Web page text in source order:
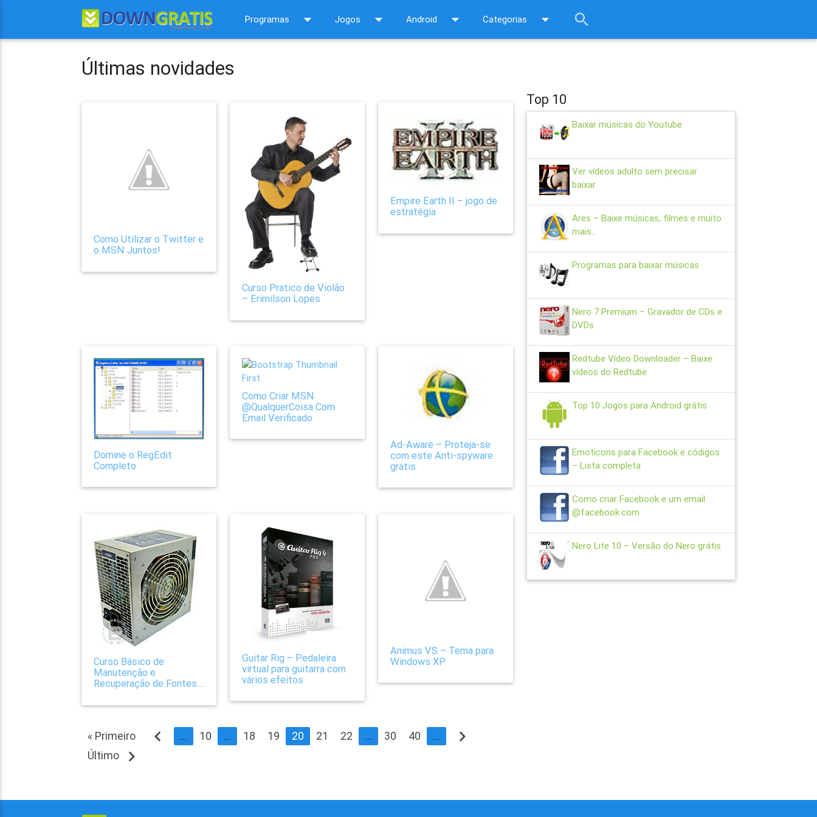
Programas arrow_drop_down Jogos arrow_drop_down Android arrow_drop_down Categorias arrow_drop_down search
Últimas novidades
Como Utilizar o Twitter e
o MSN Juntos!
Curso Pratico de Violão
– Erimilson Lopes
Empire Earth II – jogo de
estratégia
Domine o RegEdit
Completo
Como Criar MSN
@QualquerCoisa Com
Email Verificado
Ad-Aware – Proteja-se
com este Anti-spyware
grátis
Curso Básico de
Manutenção e
Recuperação de Fontes
Guitar Rig – Pedaleira
virtual para guitarra com
vários efeitos
Animus VS – Tema para
Windows XP
« Primeiro navigate_before ... 10 ... 18 19 20 21 22 ... 30 40 ... navigate_next
Último navigate_next
Top 10
Baixar músicas do Youtube
Ver vídeos adulto sem precisar
baixar
Ares – Baixe músicas, filmes e muito
mais..
Programas para baixar músicas
Nero 7 Premium – Gravador de CDs e
DVDs
Redtube Vídeo Downloader – Baixe
vídeos do Redtube
Top 10 Jogos para Android grátis
Emoticons para Facebook e códigos
– Lista completa
Como criar Facebook e um email
@facebook.com
Nero Lite 10 – Versão do Nero grátis